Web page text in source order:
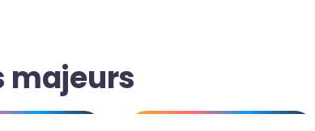
majeurs